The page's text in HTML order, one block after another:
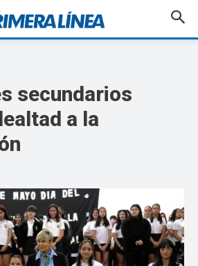
secundarios
a la